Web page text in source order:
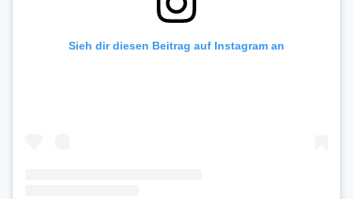
Sieh dir diesen Beitrag auf Instagram an